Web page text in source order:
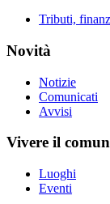
Tributi,
Novità
Notizie
Comunicati
Avvisi
Vivere il
Luoghi
Eventi